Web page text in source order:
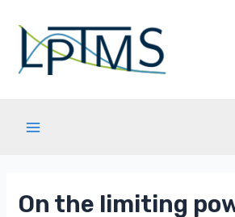
contenu
On the limiting